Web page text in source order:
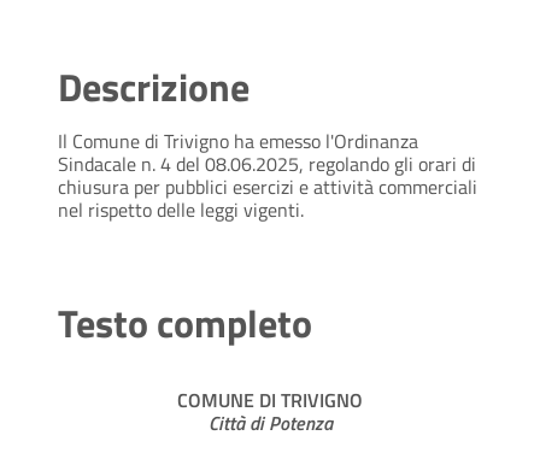
Descrizione
Il Comune di Trivigno ha emesso l'Ordinanza
Sindacale n. 4 del 08.06.2025, regolando gli orari di
chiusura per pubblici esercizi e attività commerciali
nel rispetto delle leggi vigenti.
Testo completo
COMUNE DI TRIVIGNO
Città di Potenza